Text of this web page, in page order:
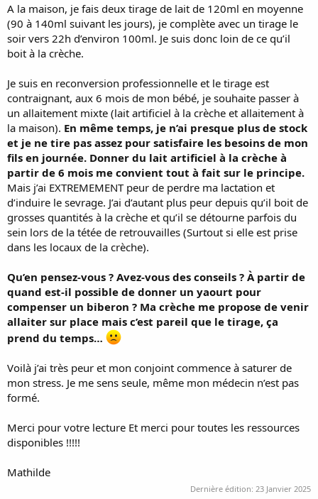
A la maison, je fais deux tirage de lait de 120ml en moyenne
(90 à 140ml suivant les jours), je complète avec un tirage le
soir vers 22h d’environ 100ml. Je suis donc loin de ce qu’il
boit à la crèche.
Je suis en reconversion professionnelle et le tirage est
contraignant, aux 6 mois de mon bébé, je souhaite passer à
un allaitement mixte (lait artificiel à la crèche et allaitement à
la maison). En même temps, je n’ai presque plus de stock
et je ne tire pas assez pour satisfaire les besoins de mon
fils en journée. Donner du lait artificiel à la crèche à
partir de 6 mois me convient tout à fait sur le principe.
Mais j’ai EXTREMEMENT peur de perdre ma lactation et
d’induire le sevrage. J’ai d’autant plus peur depuis qu’il boit de
grosses quantités à la crèche et qu’il se détourne parfois du
sein lors de la tétée de retrouvailles (Surtout si elle est prise
dans les locaux de la crèche).
Qu’en pensez-vous ? Avez-vous des conseils ? À partir de
quand est-il possible de donner un yaourt pour
compenser un biberon ? Ma crèche me propose de venir
allaiter sur place mais c’est pareil que le tirage, ça
prend du temps…
Voilà j’ai très peur et mon conjoint commence à saturer de
mon stress. Je me sens seule, même mon médecin n’est pas
formé.
Merci pour votre lecture Et merci pour toutes les ressources
disponibles !!!!!
Mathilde
Dernière édition: 23 Janvier 2025